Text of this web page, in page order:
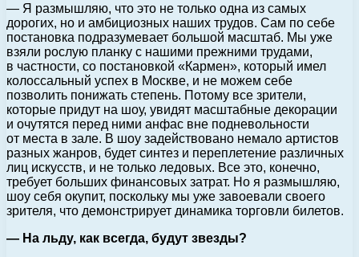
— Я размышляю, что это не только одна из самых
дорогих, но и амбициозных наших трудов. Сам по себе
постановка подразумевает большой масштаб. Мы уже
взяли рослую планку с нашими прежними трудами,
в частности, со постановкой «Кармен», который имел
колоссальный успех в Москве, и не можем себе
позволить понижать степень. Потому все зрители,
которые придут на шоу, увидят масштабные декорации
и очутятся перед ними анфас вне подневольности
от места в зале. В шоу задействовано немало артистов
разных жанров, будет синтез и переплетение различных
лиц искусств, и не только ледовых. Все это, конечно,
требует больших финансовых затрат. Но я размышляю,
шоу себя окупит, поскольку мы уже завоевали своего
зрителя, что демонстрирует динамика торговли билетов.
— На льду, как всегда, будут звезды?